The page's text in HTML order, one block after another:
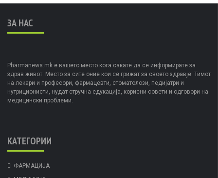
ЗА НАС
Pharmanews.mk е вашето место кога сакате да се информирате за
здрав живот. Место за сите оние кои се грижат за своето здравје. Тимот
на лекари и професори, фармацевти, стоматолози, педијатри и
нутриционисти, нудат стручна едукација, корисни совети и одговори на
медицински проблеми.
КАТЕГОРИИ
ФАРМАЦИЈА